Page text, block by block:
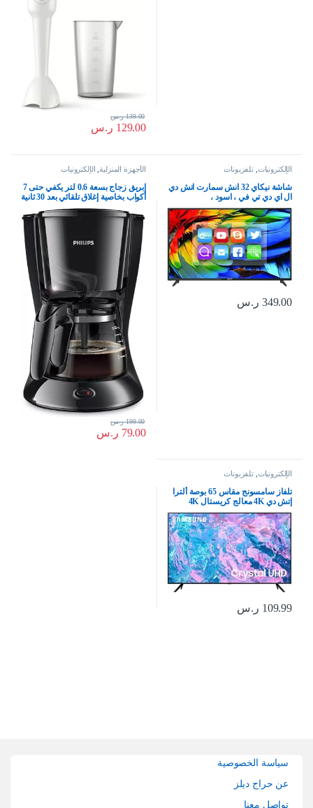
129.00 ر.س
139.00 ر.س
الإلكترونيات ,تلفزيونات
شاشة نيكاي 32 انش سمارت اتش دي
ال اي دي تي في ، اسود ،
NTV3200SLED3
349.00 ر.س
الأجهزة المنزلية, الإلكترونيات
إبريق زجاج بسعة 0.6 لتر يكفي حتى 7
أكواب بخاصية إغلاق تلقائي بعد 30 ثانية
وبدون فلتر من فيليبس، موديل
HD7432/20، أسود
79.00 ر.س
199.00 ر.س
الإلكترونيات ,تلفزيونات
تلفاز سامسونج مقاس 65 بوصة ألترا
إتش دي 4K معالج كريستال 4K
بيوركلر – (موديل 2023)
UA65CU7000UXSA، أسود
109.99 ر.س
سياسة الخصوصية
عن حراج ديلز
تواصل معنا